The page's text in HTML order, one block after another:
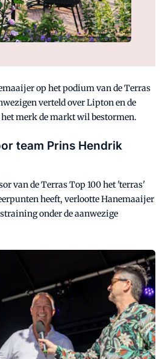
op het podium van de Terras
verteld over Lipton en de
merk de markt wil bestormen.
team Prins Hendrik
van de Terras Top 100 het 'terras'
heeft, verlootte Hanemaaijer
onder de aanwezige